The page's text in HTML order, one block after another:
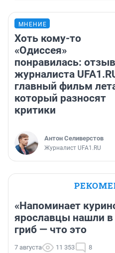
МНЕНИЕ
Хоть кому-то
«Одиссея»
понравилась: отзыв
журналиста
главный фильм
который разносят
критики
Антон Селиверстов
Журналист UFA1.RU
«Напоминает
ярославцы нашли
гриб — что это
7 августа 11 353 8